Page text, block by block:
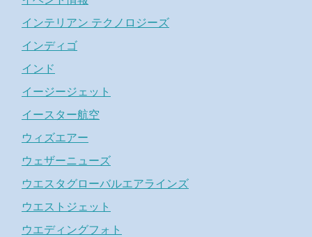
インテリアン テクノロジーズ
インディゴ
インド
イージージェット
イースター航空
ウィズエアー
ウェザーニューズ
ウエスタグローバルエアラインズ
ウエストジェット
ウエディングフォト